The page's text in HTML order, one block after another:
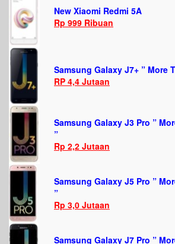
New Xiaomi Redmi 5A
Rp 999 Ribuan
Samsung Galaxy J7+ ” More
RP 4,4 Jutaan
Samsung Galaxy J3 Pro ”
”
Rp 2,2 Jutaan
Samsung Galaxy J5 Pro ”
”
Rp 3,0 Jutaan
Samsung Galaxy J7 Pro ”